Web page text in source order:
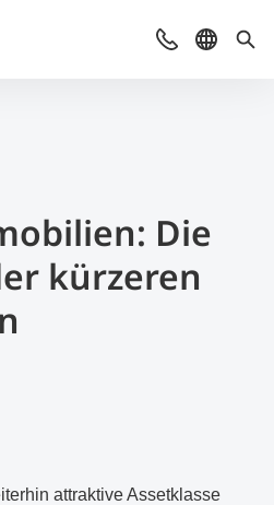
KontaktSprache
Die
kürzeren
attraktive Assetklasse